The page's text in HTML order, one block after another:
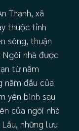
Thạnh, xã
thuộc tỉnh
sông, thuận
nhà được
từ năm
năm đầu của
yên bình sau
của ngôi nhà
những lưu